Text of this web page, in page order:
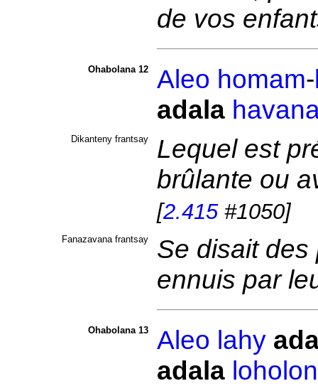
de vos
Ohabolana 12 Aleo homam-
adala
Dikanteny frantsay
Lequel est
brûlante ou
[2.415#1050]
Fanazavana frantsay
Se disait
ennuis par
Ohabolana 13 Aleo lahy
adala